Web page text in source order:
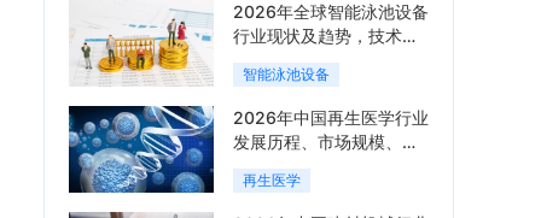
2026年全球智能泳池设备
行业现状及趋势，技术端
朝着系统集成、绿色节能
方向迭代「图」
智能泳池设备
2026年中国再生医学行业
发展历程、市场规模、相
关政策、产业链、竞争格
局及发展潜力分析「图」
再生医学